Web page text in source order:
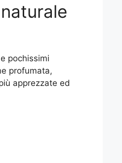
pochissimi
profumata,
apprezzate ed